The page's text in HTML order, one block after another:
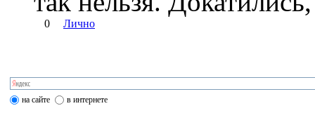
0 Лично
на сайте в интернете